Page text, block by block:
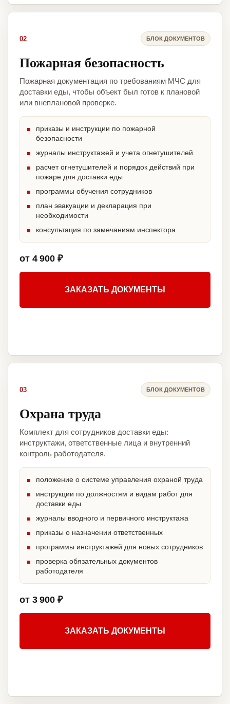
02 БЛОК ДОКУМЕНТОВ
Пожарная безопасность
Пожарная документация по требованиям МЧС для
доставки еды, чтобы объект был готов к плановой
или внеплановой проверке.
приказы и инструкции по пожарной
безопасности
журналы инструктажей и учета огнетушителей
расчет огнетушителей и порядок действий при
пожаре для доставки еды
программы обучения сотрудников
план эвакуации и декларация при
необходимости
консультация по замечаниям инспектора
от 4 900 ₽
ЗАКАЗАТЬ ДОКУМЕНТЫ
03 БЛОК ДОКУМЕНТОВ
Охрана труда
Комплект для сотрудников доставки еды:
инструктажи, ответственные лица и внутренний
контроль работодателя.
положение о системе управления охраной труда
инструкции по должностям и видам работ для
доставки еды
журналы вводного и первичного инструктажа
приказы о назначении ответственных
программы инструктажей для новых сотрудников
проверка обязательных документов
работодателя
от 3 900 ₽
ЗАКАЗАТЬ ДОКУМЕНТЫ